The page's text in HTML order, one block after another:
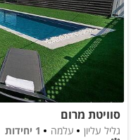
סוויטת מרום
גליל עליון עלמה
1 יחידות